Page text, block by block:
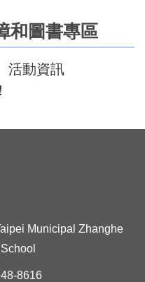
和圖書專區
活動資訊
Municipal Zhanghe
8616